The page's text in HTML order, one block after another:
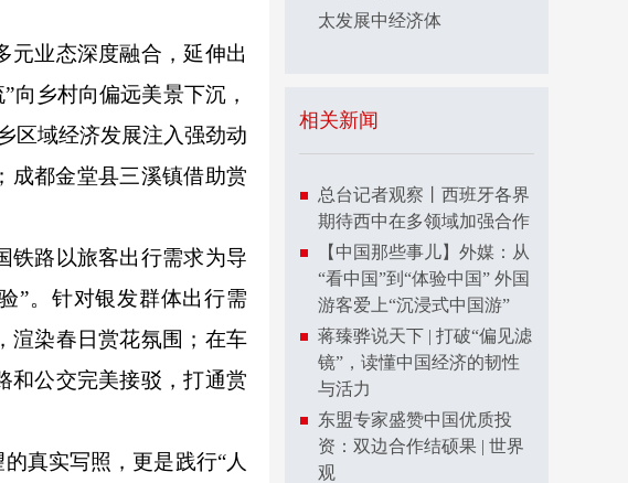
业态深度融合，延伸出
向乡村向偏远美景下沉，
区域经济发展注入强劲动
成都金堂县三溪镇借助赏
路以旅客出行需求为导
”。针对银发群体出行需
渲染春日赏花氛围；在车
和公交完美接驳，打通赏
真实写照，更是践行“人
太发展中经济体
相关新闻
总台记者观察丨西班牙各界
期待西中在多领域加强合作
【中国那些事儿】外媒：从
“看中国”到“体验中国” 外国
游客爱上“沉浸式中国游”
蒋臻骅说天下 | 打破“偏见滤
镜”，读懂中国经济的韧性
与活力
东盟专家盛赞中国优质投
资：双边合作结硕果 | 世界
观